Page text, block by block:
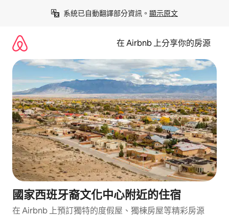
系統已自動翻譯部分資訊。 顯示原文
在 Airbnb 上分享你的房源
國家西班牙裔文化中心附近的住宿
在 Airbnb 上預訂獨特的度假屋、獨棟房屋等精彩房源